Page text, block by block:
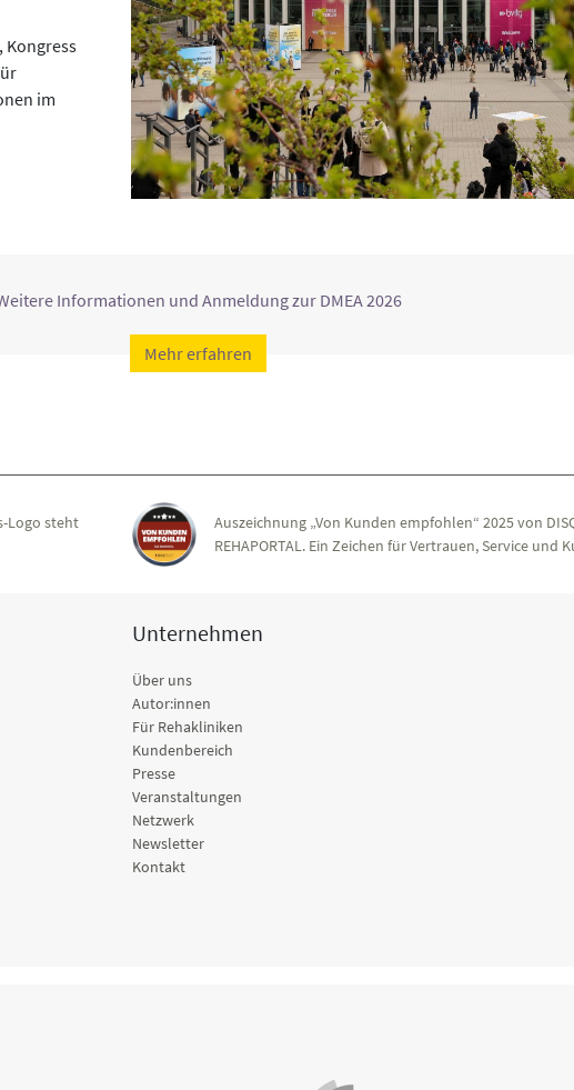
Kongress
im
Informationen und Anmeldung zur DMEA 2026
Mehr erfahren
Logo steht
Auszeichnung „Von Kunden empfohlen“ 2025 von
REHAPORTAL. Ein Zeichen für Vertrauen, Service und
Unternehmen
Über uns
Autor:innen
Für Rehakliniken
Kundenbereich
Presse
Veranstaltungen
Netzwerk
Newsletter
Kontakt